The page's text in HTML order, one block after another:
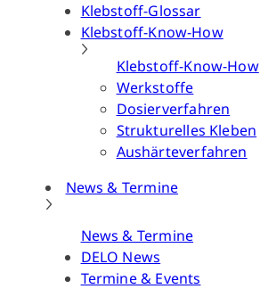
Klebstoff-Glossar
Klebstoff-Know-How
Klebstoff-Know-How
Werkstoffe
Dosierverfahren
Strukturelles Kleben
Aushärteverfahren
News & Termine
News & Termine
DELO News
Termine & Events